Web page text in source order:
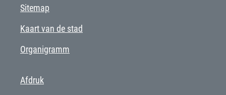
Sitemap
Kaart van de stad
Organigramm
Afdruk